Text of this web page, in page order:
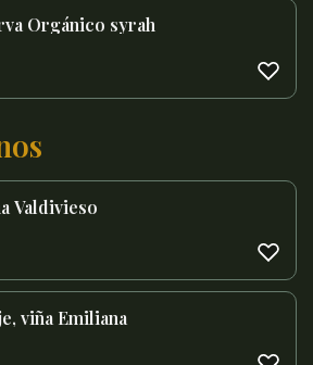
Orgánico syrah
Valdivieso
viña Emiliana